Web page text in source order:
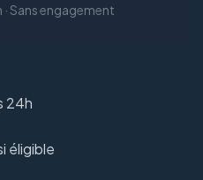
Sans engagement
24h
éligible